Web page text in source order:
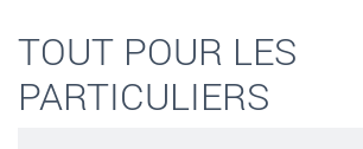
TOUT POUR LES
PARTICULIERS